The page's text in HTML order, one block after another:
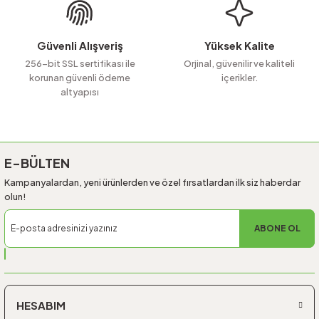
Bu ürüne benzer farklı alternatifler olmalı.
Güvenli Alışveriş
256-bit SSL sertifikası ile
korunan güvenli ödeme
altyapısı
Yüksek Kalite
Orjinal, güvenilir ve kaliteli
içerikler.
E-BÜLTEN
Kampanyalardan, yeni ürünlerden ve özel fırsatlardan ilk siz haberdar
olun!
ABONE OL
HESABIM